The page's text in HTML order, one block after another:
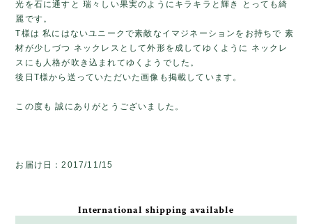
光を石に通すと 瑞々しい果実のようにキラキラと輝き とっても綺
麗です。
T様は 私にはないユニークで素敵なイマジネーションをお持ちで 素
材が少しづつ ネックレスとして外形を成してゆくように ネックレ
スにも人格が吹き込まれてゆくようでした。
後日T様から送っていただいた画像も掲載しています。
この度も 誠にありがとうございました。
お届け日：2017/11/15
International shipping available